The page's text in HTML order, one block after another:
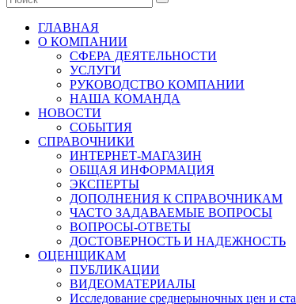
ГЛАВНАЯ
О КОМПАНИИ
СФЕРА ДЕЯТЕЛЬНОСТИ
УСЛУГИ
РУКОВОДСТВО КОМПАНИИ
НАША КОМАНДА
НОВОСТИ
СОБЫТИЯ
СПРАВОЧНИКИ
ИНТЕРНЕТ-МАГАЗИН
ОБЩАЯ ИНФОРМАЦИЯ
ЭКСПЕРТЫ
ДОПОЛНЕНИЯ К СПРАВОЧНИКАМ
ЧАСТО ЗАДАВАЕМЫЕ ВОПРОСЫ
ВОПРОСЫ-ОТВЕТЫ
ДОСТОВЕРНОСТЬ И НАДЕЖНОСТЬ
ОЦЕНЩИКАМ
ПУБЛИКАЦИИ
ВИДЕОМАТЕРИАЛЫ
Исследование среднерыночных цен и